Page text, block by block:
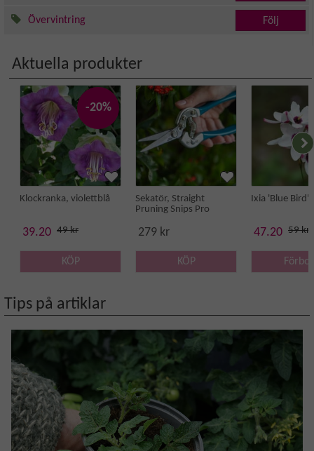
Övervintring Följ
Aktuella produkter
-20%
Klockranka, violettblå
39.20 49 kr
KÖP
Sekatör, Straight
Pruning Snips Pro
279 kr
KÖP
Ixia 'Blue Bird'
47.20 59 kr
Tips på artiklar